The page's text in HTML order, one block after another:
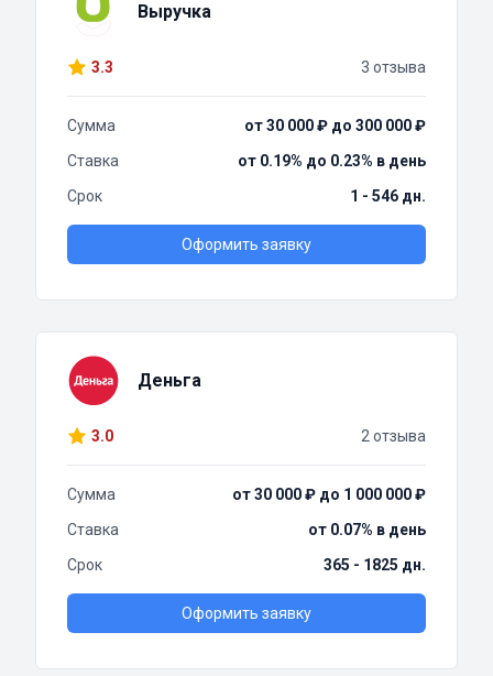
Выручка
3.3 3 отзыва
Сумма
от 30 000 ₽ до 300 000 ₽
Ставка
от 0.19% до 0.23% в день
Срок
1 - 546 дн.
Оформить заявку
Деньга
3.0 2 отзыва
Сумма
от 30 000 ₽ до 1 000 000 ₽
Ставка
от 0.07% в день
Срок
365 - 1825 дн.
Оформить заявку